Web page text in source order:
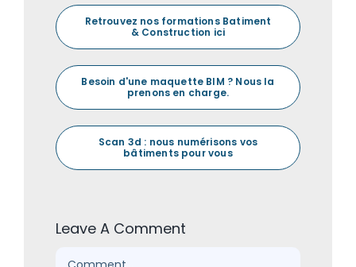
Retrouvez nos formations Batiment
& Construction ici
Besoin d'une maquette BIM ? Nous la
prenons en charge.
Scan 3d : nous numérisons vos
bâtiments pour vous
Leave A Comment
Comment